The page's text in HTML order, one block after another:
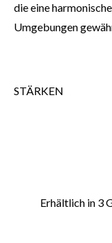
die eine
Umgebungen
STÄRKEN
Erhältlich in 3